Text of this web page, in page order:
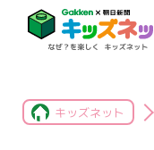
キッズネット